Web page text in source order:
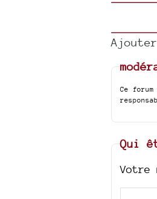
Ce
Qui
Votre